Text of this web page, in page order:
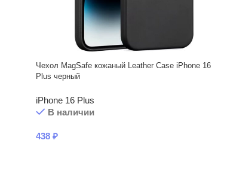
Чехол MagSafe кожаный Leather Case iPhone 16
Plus черный
iPhone 16 Plus
В наличии
438 ₽